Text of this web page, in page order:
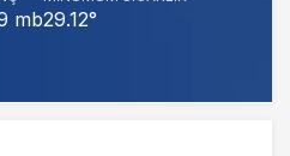
mb29.12°